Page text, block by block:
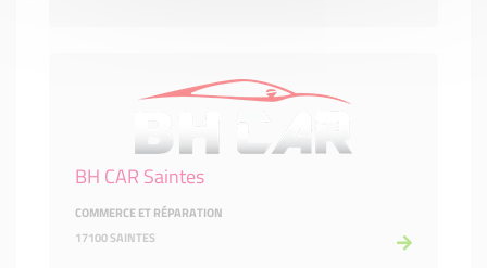
BH CAR Saintes
COMMERCE ET RÉPARATION
17100 SAINTES